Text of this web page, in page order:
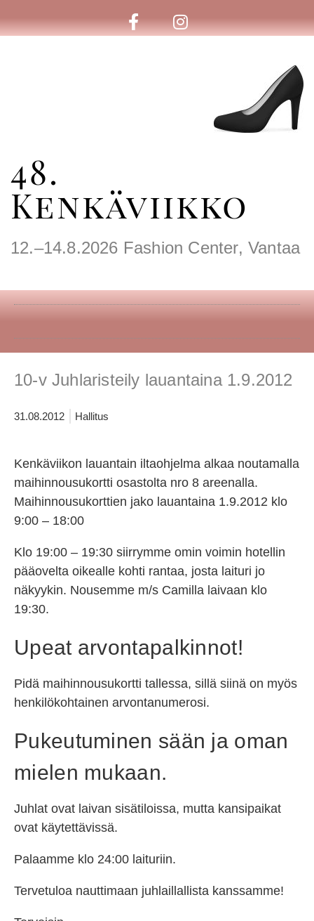
48.
Kenkäviikko
12.–14.8.2026 Fashion Center, Vantaa
10-v Juhlaristeily lauantaina 1.9.2012
31.08.2012 Hallitus
Kenkäviikon lauantain iltaohjelma alkaa noutamalla
maihinnousukortti osastolta nro 8 areenalla.
Maihinnousukorttien jako lauantaina 1.9.2012 klo
9:00 – 18:00
Klo 19:00 – 19:30 siirrymme omin voimin hotellin
pääovelta oikealle kohti rantaa, josta laituri jo
näkyykin. Nousemme m/s Camilla laivaan klo
19:30.
Upeat arvontapalkinnot!
Pidä maihinnousukortti tallessa, sillä siinä on myös
henkilökohtainen arvontanumerosi.
Pukeutuminen sään ja oman
mielen mukaan.
Juhlat ovat laivan sisätiloissa, mutta kansipaikat
ovat käytettävissä.
Palaamme klo 24:00 laituriin.
Tervetuloa nauttimaan juhlaillallista kanssamme!